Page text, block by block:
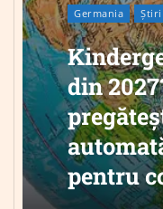
Germania Știri
din
pentru